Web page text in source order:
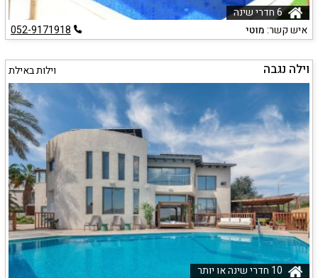
6 חדרי שינה
איש קשר:מוטי 052-9171918
וילה נגבה וילות באילת